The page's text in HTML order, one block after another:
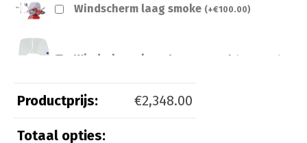
Windscherm laag smoke (+€100.00)
Windscherm laag transparant
Beveiliging
Productprijs: €2,348.00
Totaal opties: